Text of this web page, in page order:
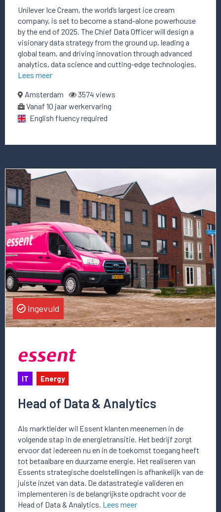
Unilever Ice Cream, the world’s largest ice cream
company, is set to become a stand-alone powerhouse
by the end of 2025. The Chief Data Officer will design a
visionary data strategy from the ground up, leading a
global team, and driving innovation through advanced
analytics, data science and cutting-edge technologies.
Lees meer
Amsterdam
3574 views
Vanaf 10 jaar werkervaring
English fluency required
Lees
meer
over
deze
vacature
Head
of
Data
&
Analytics
ingevuld
IT Energy
Head of Data & Analytics
Als marktleider wil Essent klanten meenemen in de
volgende stap in de energietransitie. Het bedrijf zorgt
ervoor dat iedereen nu en in de toekomst toegang heeft
tot betaalbare en duurzame energie. Het realiseren van
Essents strategische doelstellingen is afhankelijk van de
juiste inzet van data. De datastrategie valideren en
implementeren is de belangrijkste opdracht voor de
Head of Data & Analytics. Lees meer